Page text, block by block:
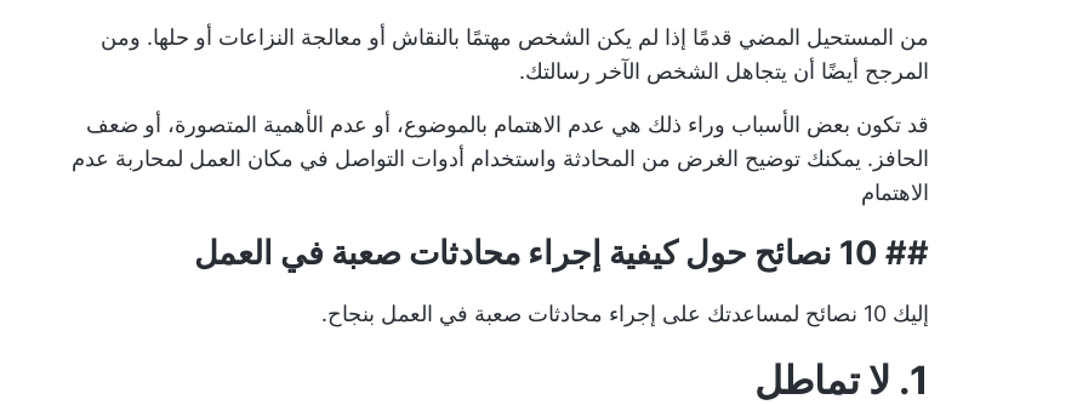
من المستحيل المضي قدمًا إذا لم يكن الشخص مهتمًا بالنقاش أو معالجة النزاعات أو حلها. ومن
المرجح أيضًا أن يتجاهل الشخص الآخر رسالتك.
قد تكون بعض الأسباب وراء ذلك هي عدم الاهتمام بالموضوع، أو عدم الأهمية المتصورة، أو ضعف
الحافز. يمكنك توضيح الغرض من المحادثة واستخدام أدوات التواصل في مكان العمل لمحاربة عدم
الاهتمام
## 10 نصائح حول كيفية إجراء محادثات صعبة في العمل
إليك 10 نصائح لمساعدتك على إجراء محادثات صعبة في العمل بنجاح.
1. لا تماطل